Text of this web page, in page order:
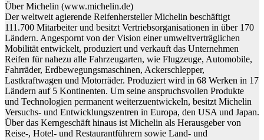
Über Michelin (www.michelin.de)
Der weltweit agierende Reifenhersteller Michelin beschäftigt
111.700 Mitarbeiter und besitzt Vertriebsorganisationen in über 170
Ländern. Angespornt von der Vision einer umweltverträglichen
Mobilität entwickelt, produziert und verkauft das Unternehmen
Reifen für nahezu alle Fahrzeugarten, wie Flugzeuge, Automobile,
Fahrräder, Erdbewegungsmaschinen, Ackerschlepper,
Lastkraftwagen und Motorräder. Produziert wird in 68 Werken in 17
Ländern auf 5 Kontinenten. Um seine anspruchsvollen Produkte
und Technologien permanent weiterzuentwickeln, besitzt Michelin
Versuchs- und Entwicklungszentren in Europa, den USA und Japan.
Über das Kerngeschäft hinaus ist Michelin als Herausgeber von
Reise-, Hotel- und Restaurantführern sowie Land- und